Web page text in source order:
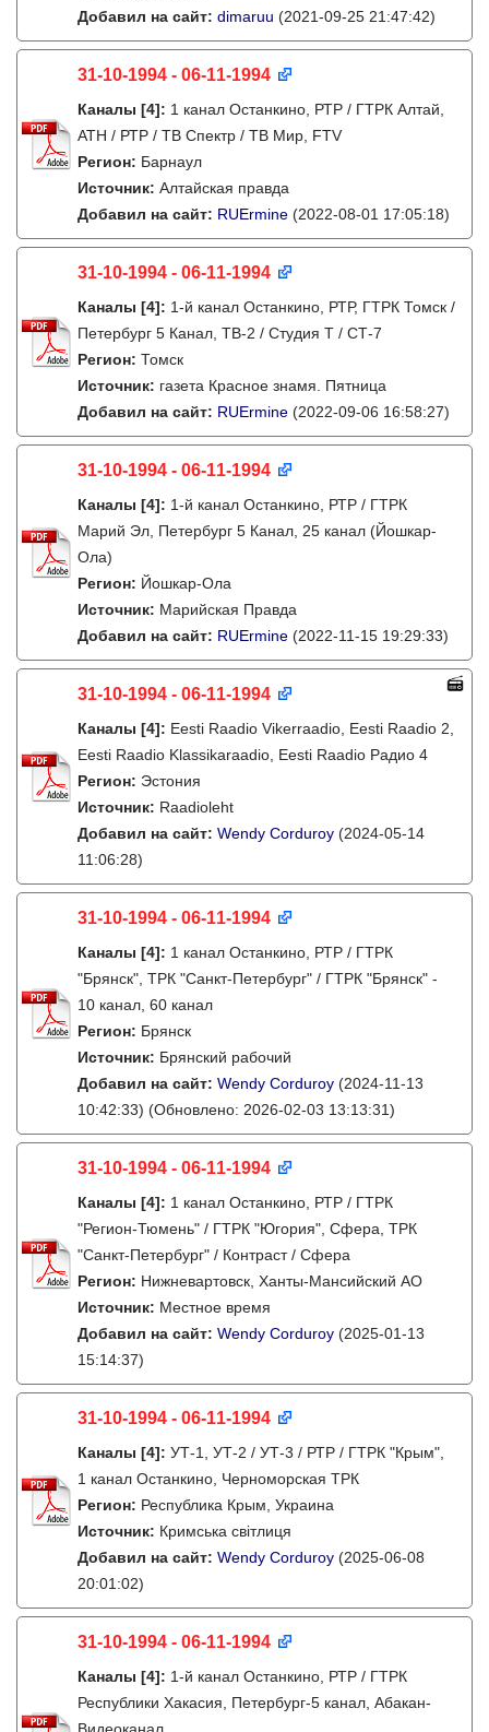
Добавил на сайт: dimaruu (2021-09-25 21:47:42)
31-10-1994 - 06-11-1994
Каналы [4]: 1 канал Останкино, РТР / ГТРК Алтай,
АТН / РТР / ТВ Спектр / ТВ Мир, FTV
Регион: Барнаул
Источник: Алтайская правда
Добавил на сайт: RUErmine (2022-08-01 17:05:18)
31-10-1994 - 06-11-1994
Каналы [4]: 1-й канал Останкино, РТР, ГТРК Томск /
Петербург 5 Канал, ТВ-2 / Студия Т / СТ-7
Регион: Томск
Источник: газета Красное знамя. Пятница
Добавил на сайт: RUErmine (2022-09-06 16:58:27)
31-10-1994 - 06-11-1994
Каналы [4]: 1-й канал Останкино, РТР / ГТРК
Марий Эл, Петербург 5 Канал, 25 канал (Йошкар-
Ола)
Регион: Йошкар-Ола
Источник: Марийская Правда
Добавил на сайт: RUErmine (2022-11-15 19:29:33)
31-10-1994 - 06-11-1994
Каналы [4]: Eesti Raadio Vikerraadio, Eesti Raadio 2,
Eesti Raadio Klassikaraadio, Eesti Raadio Радио 4
Регион: Эстония
Источник: Raadioleht
Добавил на сайт: Wendy Corduroy (2024-05-14
11:06:28)
31-10-1994 - 06-11-1994
Каналы [4]: 1 канал Останкино, РТР / ГТРК
"Брянск", ТРК "Санкт-Петербург" / ГТРК "Брянск" -
10 канал, 60 канал
Регион: Брянск
Источник: Брянский рабочий
Добавил на сайт: Wendy Corduroy (2024-11-13
10:42:33) (Обновлено: 2026-02-03 13:13:31)
31-10-1994 - 06-11-1994
Каналы [4]: 1 канал Останкино, РТР / ГТРК
"Регион-Тюмень" / ГТРК "Югория", Сфера, ТРК
"Санкт-Петербург" / Контраст / Сфера
Регион: Нижневартовск, Ханты-Мансийский АО
Источник: Местное время
Добавил на сайт: Wendy Corduroy (2025-01-13
15:14:37)
31-10-1994 - 06-11-1994
Каналы [4]: УТ-1, УТ-2 / УТ-3 / РТР / ГТРК "Крым",
1 канал Останкино, Черноморская ТРК
Регион: Республика Крым, Украина
Источник: Кримська світлиця
Добавил на сайт: Wendy Corduroy (2025-06-08
20:01:02)
31-10-1994 - 06-11-1994
Каналы [4]: 1-й канал Останкино, РТР / ГТРК
Республики Хакасия, Петербург-5 канал, Абакан-